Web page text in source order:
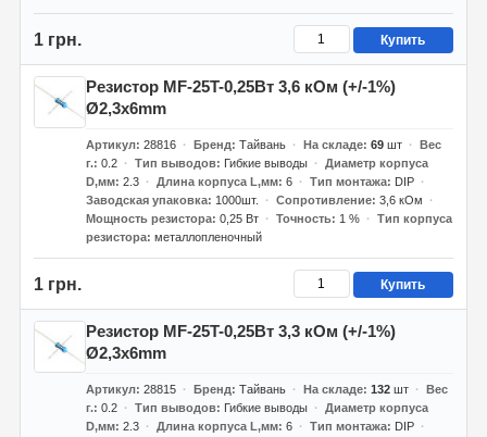
1 грн. Купить
Резистор MF-25T-0,25Вт 3,6 кОм (+/-1%)
Ø2,3x6mm
Артикул 28816 Бренд Тайвань На складе 69шт
Вес
г. 0.2 Тип выводов Гибкие выводы
Диаметр корпуса
D,мм 2.3 Длина корпуса L,мм 6 Тип монтажа
DIP
Заводская упаковка
1000шт. Сопротивление 3,6 кОм
Мощность резистора 0,25 Вт Точность 1 %
Тип корпуса
резистора металлопленочный
1 грн. Купить
Резистор MF-25T-0,25Вт 3,3 кОм (+/-1%)
Ø2,3x6mm
Артикул 28815 Бренд Тайвань На складе 132шт
Вес
г. 0.2 Тип выводов Гибкие выводы
Диаметр корпуса
D,мм 2.3 Длина корпуса L,мм 6 Тип монтажа
DIP